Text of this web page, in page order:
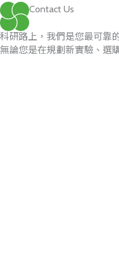
Contact Us
科研路上，我們是您最可靠
無論您是在規劃新實驗、選